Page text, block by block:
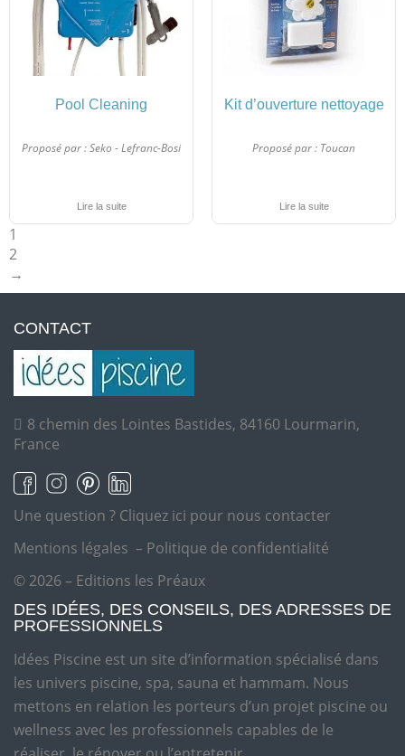
Pool Cleaning
Proposé par :Seko - Lefranc-Bosi
Lire la suite
Kit d’ouverture nettoyage
Proposé par : Toucan
Lire la suite
1
2
→
CONTACT
8 chemin des Lointes Bastides, 84160 Lourmarin,
France
Une question ? Cliquez ici pour nous contacter
Mentions légales – Politique de confidentialité
© 2026 – Editions les Préaux
DES IDÉES, DES CONSEILS, DES ADRESSES DE
PROFESSIONNELS
Idées Piscine est un site d’information spécialisé dans
les univers piscine, spa, sauna et hammam. Nous
mettons en relation les porteurs d’un projet piscine ou
wellness avec les professionnels capables de le